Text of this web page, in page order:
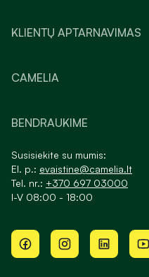
KLIENTŲ APTARNAVIMAS
CAMELIA
BENDRAUKIME
Susisiekite su mumis:
El. p.: evaistine@camelia.lt
Tel. nr.: +370 697 03000
I-V 08:00 - 18:00